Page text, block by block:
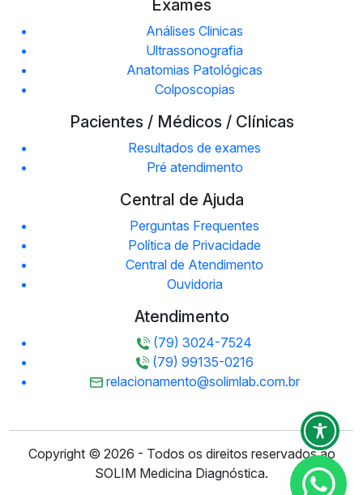
Exames
Análises Clinicas
Ultrassonografia
Anatomias Patológicas
Colposcopias
Pacientes / Médicos / Clínicas
Resultados de exames
Pré atendimento
Central de Ajuda
Perguntas Frequentes
Política de Privacidade
Central de Atendimento
Ouvidoria
Atendimento
(79) 3024-7524
(79) 99135-0216
relacionamento@solimlab.com.br
Copyright © 2026 - Todos os direitos reservados ao
SOLIM Medicina Diagnóstica.